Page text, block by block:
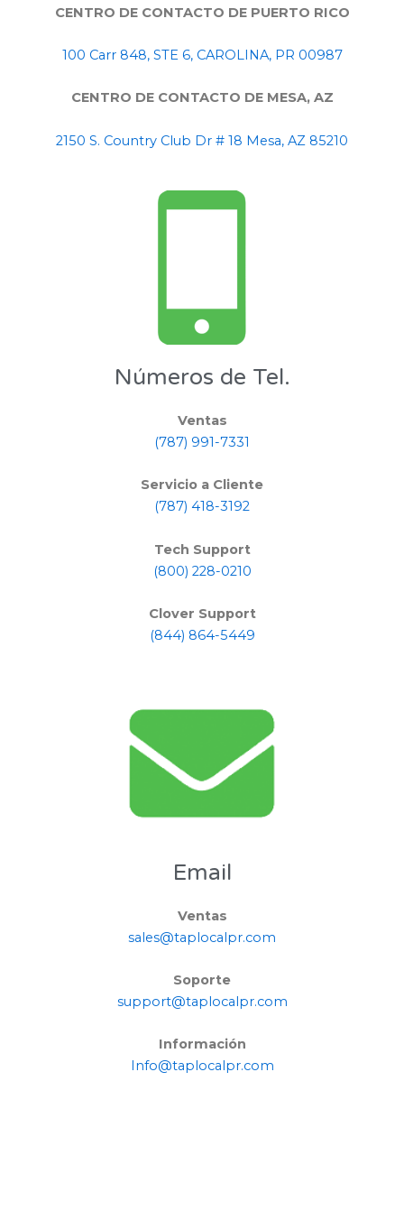
CENTRO DE CONTACTO DE PUERTO RICO
100 Carr 848, STE 6, CAROLINA, PR 00987
CENTRO DE CONTACTO DE MESA, AZ
2150 S. Country Club Dr # 18 Mesa, AZ 85210
Números de Tel.
Ventas
(787) 991-7331
Servicio a Cliente
(787) 418-3192
Tech Support
(800) 228-0210
Clover Support
(844) 864-5449
Email
Ventas
sales@taplocalpr.com
Soporte
support@taplocalpr.com
Información
Info@taplocalpr.com